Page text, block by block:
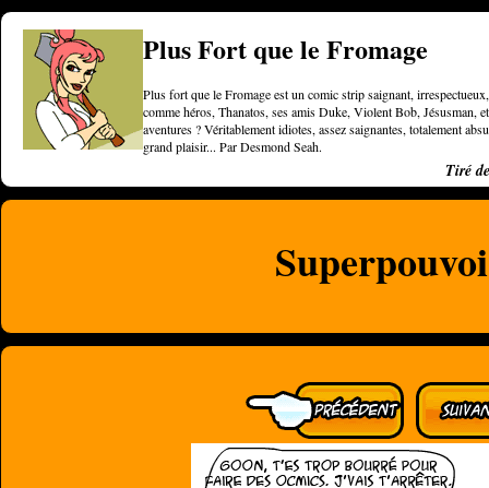
Plus Fort que le Fromage
Plus fort que le Fromage est un comic strip saignant,
comme héros, Thanatos, ses amis Duke, Violent Bob, Jésusman,
aventures ? Véritablement idiotes, assez saignantes, totalement
grand plaisir... Par Desmond Seah.
Tiré